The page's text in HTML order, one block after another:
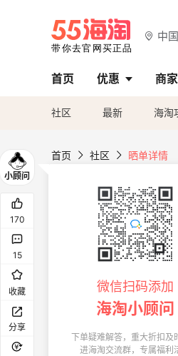
中
首页 优惠 商家
社区 最新 海淘
首页 社区 晒单详情
170
15
收藏
分享
微信扫码添加
海淘小顾问
下单疑难解答，重大折扣及
进海淘交流群，专属福利